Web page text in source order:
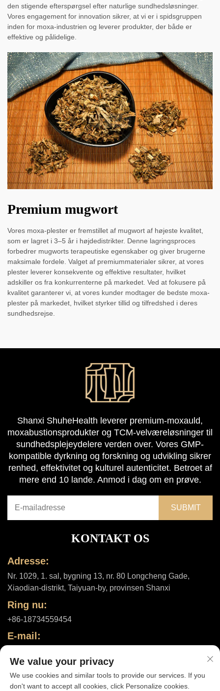
den stigende efterspørgsel efter naturlige sundhedsløsninger.
Vores engagement for innovation sikrer, at vi er i spidsgruppen
inden for moxa-industrien og leverer produkter, der både er
effektive og pålidelige.
Premium mugwort
Vores moxa-plester er fremstillet af mugwort af højeste kvalitet,
som er lagret i 3–5 år i højdedistrikter. Denne lagringsproces
forbedrer mugworts terapeutiske egenskaber og giver brugerne
maksimale fordele. Valget af premiummaterialer sikrer, at vores
plester leverer konsekvente og effektive resultater, hvilket
adskiller os fra konkurrenterne på markedet. Ved at fokusere på
kvalitet garanterer vi, at vores kunder modtager de bedste moxa-
plester på markedet, hvilket styrker tillid og tilfredshed i deres
sundhedsrejse.
Shanxi ShuheHealth leverer premium-moxauld,
moxabustionsprodukter og TCM-velværeløsninger til
sundhedsplejeydelere verden over. Vores GMP-
kompatible dyrkning og forskning og udvikling sikrer
renhed, effektivitet og kulturel autenticitet. Betroet af
mere end 10 lande. Anmod i dag om en prøve.
KONTAKT OS
Adresse:
Nr. 1029, 1. sal, bygning 13, nr. 80 Longcheng Gade,
Xiaodian-distrikt, Taiyuan-by, provinsen Shanxi
Ring nu:
+86-18734559454
E-mail:
Ophavsret © 2025 af Shanxi ShuheHealth Co., Ltd. |Privatlivspolitik
We value your privacy
We use cookies and similar tools to provide our services. If you
don't want to accept all cookies, click Personalize cookies.